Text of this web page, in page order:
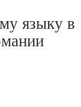
языку в